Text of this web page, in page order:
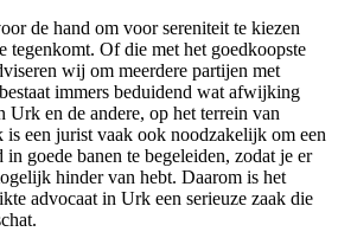
de hand om voor sereniteit te kiezen
tegenkomt. Of die met het goedkoopste
wij om meerdere partijen met
immers beduidend wat afwijking
Urk en de andere, op het terrein van
is een jurist vaak ook noodzakelijk om een
in goede banen te begeleiden, zodat je er
hinder van hebt. Daarom is het
advocaat in Urk een serieuze zaak die